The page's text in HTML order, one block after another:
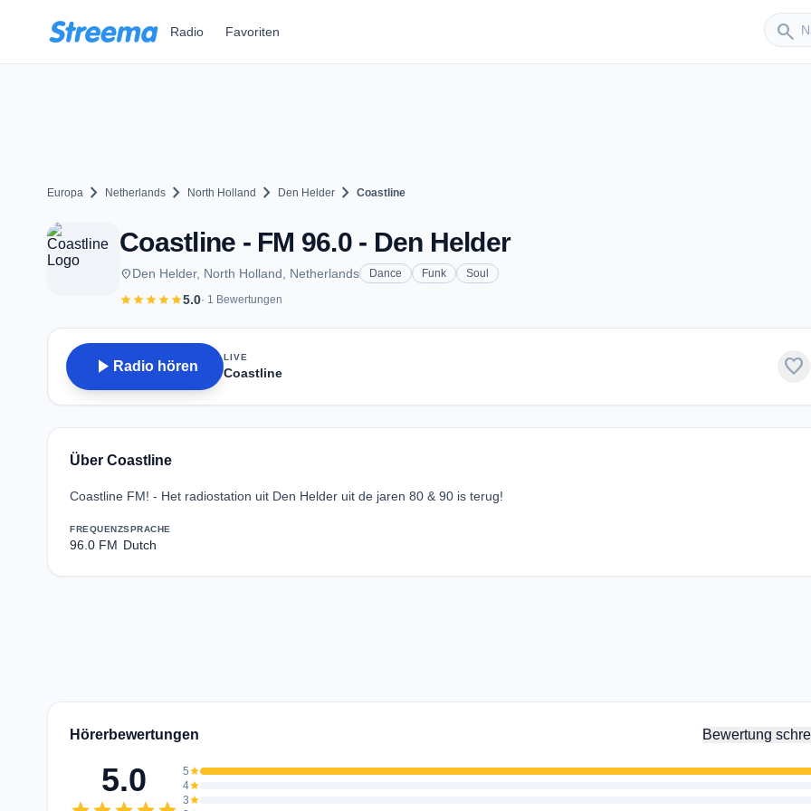
Radio Favoriten search
Sender
Europa chevron_right Netherlands chevron_right North Holland chevron_right Den Helder chevron_right Coastline
Coastline - FM 96.0 - Den Helder
placeDen Helder, North Holland, Netherlands Dance Funk Soul
starstarstarstarstar5.0· 1 Bewertungen
play_arrow Radio hören
LIVE
Coastline favorite
Über Coastline
Coastline FM! - Het radiostation uit Den Helder uit de jaren 80 & 90 is terug!
FREQUENZ
96.0 FM
SPRACHE
Dutch
Hörerbewertungen Bewertung
5.0 5star
4star
3star